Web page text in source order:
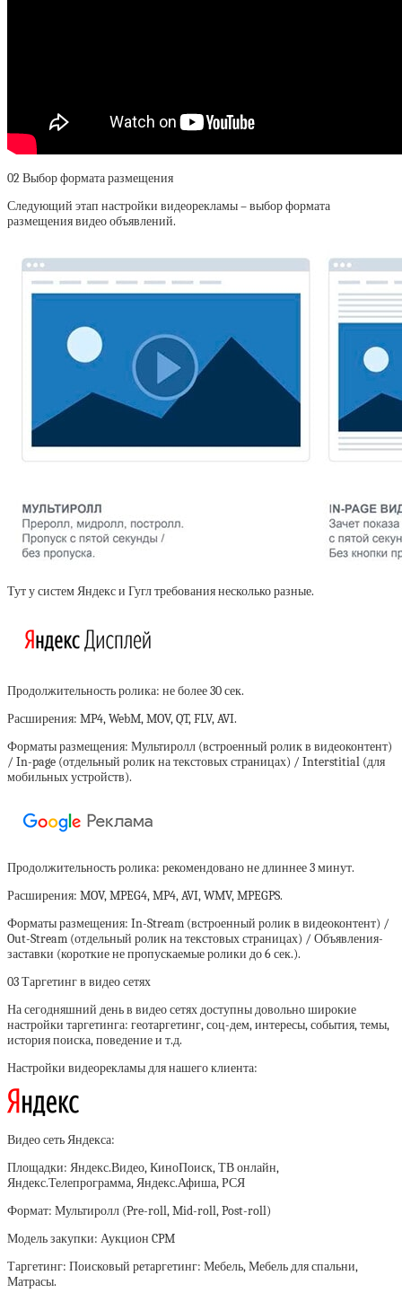
02Выбор формата размещения
Следующий этап настройки видеорекламы – выбор формата
размещения видео объявлений.
Тут у систем Яндекс и Гугл требования несколько разные.
Продолжительность ролика: не более 30 сек.
Расширения: MP4, WebM, MOV, QT, FLV, AVI.
Форматы размещения: Мультиролл (встроенный ролик в видеоконтент)
/ In-page (отдельный ролик на текстовых страницах) / Interstitial (для
мобильных устройств).
Продолжительность ролика: рекомендовано не длиннее 3 минут.
Расширения: MOV, MPEG4, MP4, AVI, WMV, MPEGPS.
Форматы размещения: In-Stream (встроенный ролик в видеоконтент) /
Out-Stream (отдельный ролик на текстовых страницах) / Объявления-
заставки (короткие не пропускаемые ролики до 6 сек.).
03Таргетинг в видео сетях
На сегодняшний день в видео сетях доступны довольно широкие
настройки таргетинга: геотаргетинг, соц-дем, интересы, события, темы,
история поиска, поведение и т.д.
Настройки видеорекламы для нашего клиента:
Видео сеть Яндекса:
Площадки: Яндекс.Видео, КиноПоиск, ТВ онлайн,
Яндекс.Телепрограмма, Яндекс.Афиша, РСЯ
Формат: Мультиролл (Pre-roll, Mid-roll, Post-roll)
Модель закупки: Аукцион CPM
Таргетинг: Поисковый ретаргетинг: Мебель, Мебель для спальни,
Матрасы.